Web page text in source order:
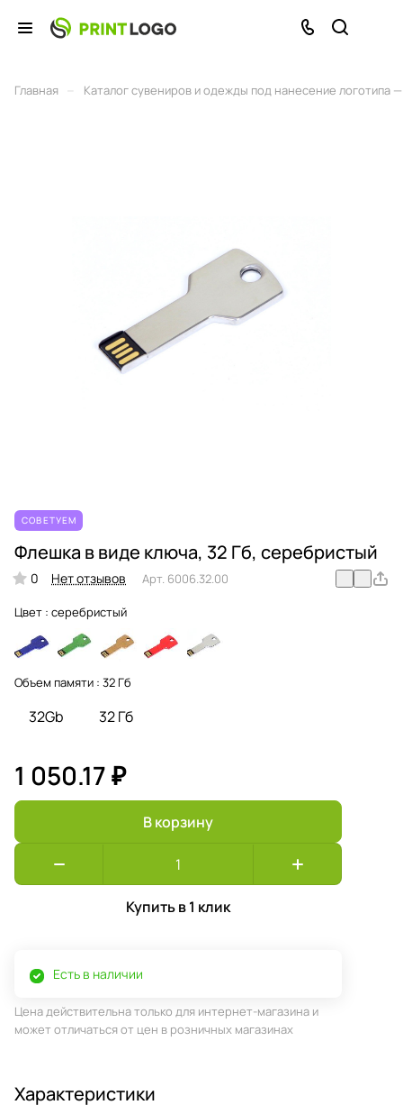
Главная Каталог сувениров и одежды под нанесение логотипа
СОВЕТУЕМ
Флешка в виде ключа, 32 Гб, серебристый
0 Нет отзывов Арт. 6006.32.00
Цвет : серебристый
Объем памяти : 32 Гб
32Gb 32 Гб
1 050.17 ₽
В корзину
Купить в 1 клик
Есть в наличии
Цена действительна только для интернет-магазина и
может отличаться от цен в розничных магазинах
Характеристики